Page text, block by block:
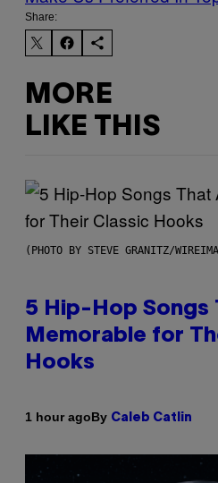
Share:
MORE
LIKE THIS
(PHOTO BY STEVE GRANITZ/
5 Hip-Hop Songs
Memorable for
Hooks
1 hour agoBy Caleb Catlin